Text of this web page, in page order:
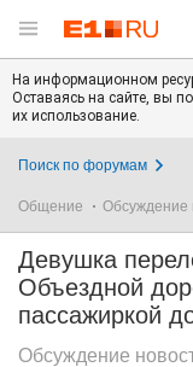
На информационном
Оставаясь на сайте, вы
их использование.
Поиск по форумам
Общение Обсуждение
Девушка
Объездной
пассажиркой
Обсуждение